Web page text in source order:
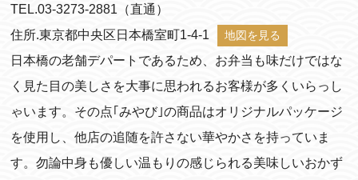
TEL.03-3273-2881（直通）
住所.東京都中央区日本橋室町1-4-1
地図を見る
日本橋の老舗デパートであるため、お弁当も味だけではな
く見た目の美しさを大事に思われるお客様が多くいらっし
ゃいます。その点｢みやび｣の商品はオリジナルパッケージ
を使用し、他店の追随を許さない華やかさを持っていま
す。勿論中身も優しい温もりの感じられる美味しいおかず